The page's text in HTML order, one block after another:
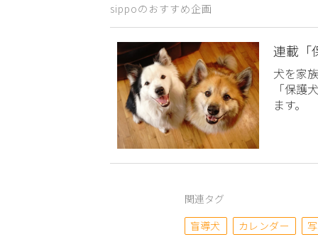
sippoのおすすめ企画
連載「
犬を家
「保護
ます。
関連タグ
盲導犬
カレンダー